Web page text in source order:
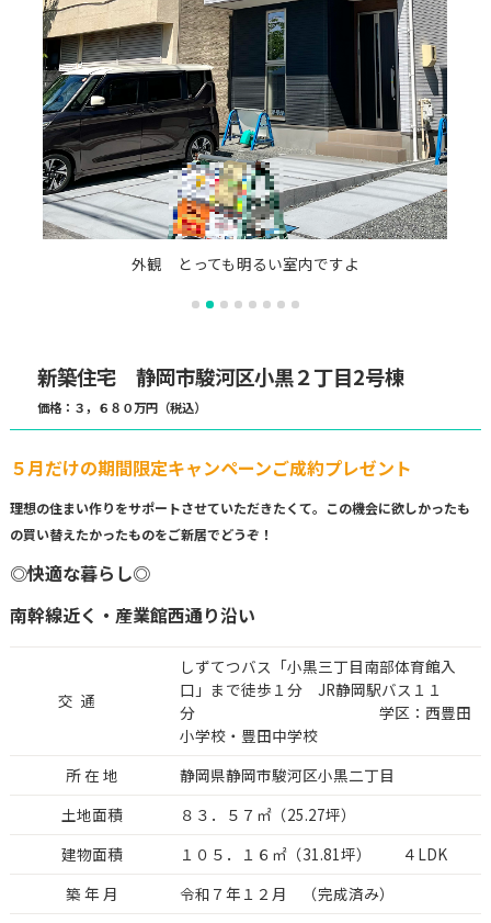
外観 とっても明るい室内ですよ
新築住宅 静岡市駿河区小黒２丁目2号棟
価格：３，６８０万円（税込）
５月だけの期間限定キャンペーンご成約プレゼント
理想の住まい作りをサポートさせていただきたくて。この機会に欲しかったも
の買い替えたかったものをご新居でどうぞ！
◎快適な暮らし◎
南幹線近く・産業館西通り沿い
交 通
しずてつバス「小黒三丁目南部体育館入
口」まで徒歩１分 JR静岡駅バス１１
分 学区：西豊田
小学校・豊田中学校
所 在 地
静岡県静岡市駿河区小黒二丁目
土地面積
８３．５７㎡（25.27坪）
建物面積
１０５．１６㎡（31.81坪） ４LDK
築 年 月
令和７年１２月 （完成済み）